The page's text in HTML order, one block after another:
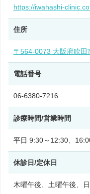
https://iwahashi-
住所
〒564-0073 大阪府吹田
電話番号
06-6380-7216
診療時間/営業時間
平日 9:30～12:30、
休診日/定休日
木曜午後、土曜午後、